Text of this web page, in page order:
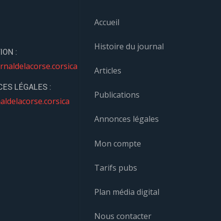
:
LÉGALES :
Accueil
Histoire du journal
Articles
Publications
Annonces légales
Mon compte
Tarifs pubs
Plan média digital
Nous contacter